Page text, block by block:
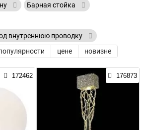
Барная стойка
внутреннюю проводку
цене новизне
172462 176873